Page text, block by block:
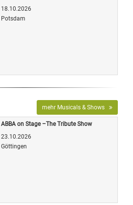
18.10.2026
Potsdam
mehr Musicals & Shows
ABBA on Stage –The Tribute Show
23.10.2026
Göttingen